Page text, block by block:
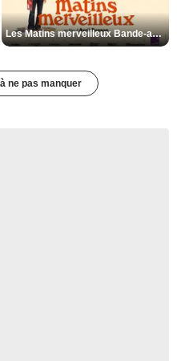
Les Matins merveilleux Bande-annonce VF
ne pas manquer